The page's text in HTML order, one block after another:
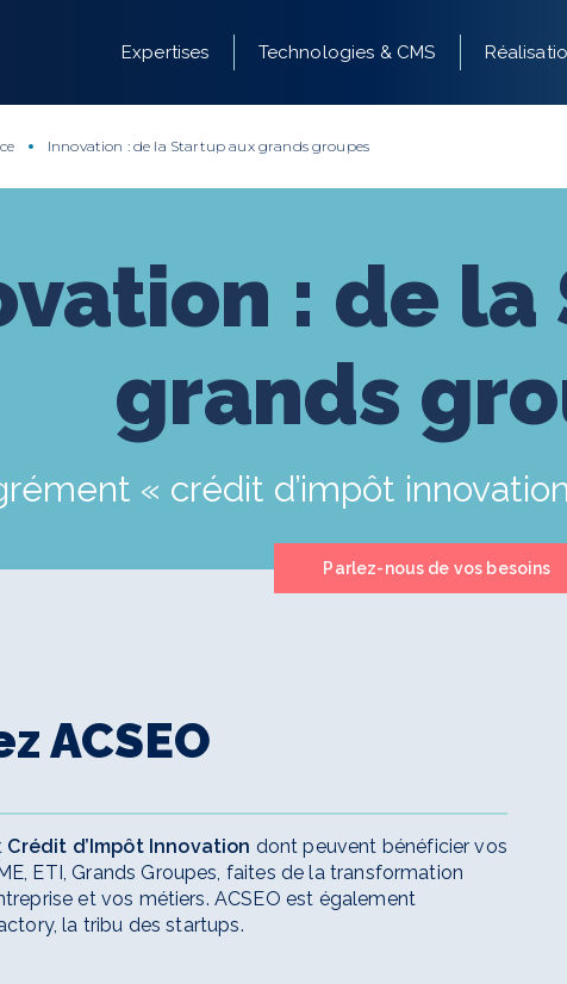
Expertises Technologies & CMS
Innovation : de la Startup aux grands groupes
: de
grands
« crédit d’impôt
Parlez-nous de vos besoins
ACSEO
Crédit d’Impôt Innovation dont peuvent bénéficier vos
ETI, Grands Groupes, faites de la transformation
et vos métiers. ACSEO est également
la tribu des startups.